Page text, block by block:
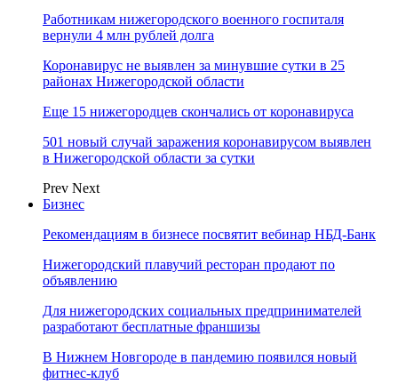
Работникам нижегородского военного госпиталя
вернули 4 млн рублей долга
Коронавирус не выявлен за минувшие сутки в 25
районах Нижегородской области
Еще 15 нижегородцев скончались от коронавируса
501 новый случай заражения коронавирусом выявлен
в Нижегородской области за сутки
Prev Next
Бизнес
Рекомендациям в бизнесе посвятит вебинар НБД-Банк
Нижегородский плавучий ресторан продают по
объявлению
Для нижегородских социальных предпринимателей
разработают бесплатные франшизы
В Нижнем Новгороде в пандемию появился новый
фитнес-клуб